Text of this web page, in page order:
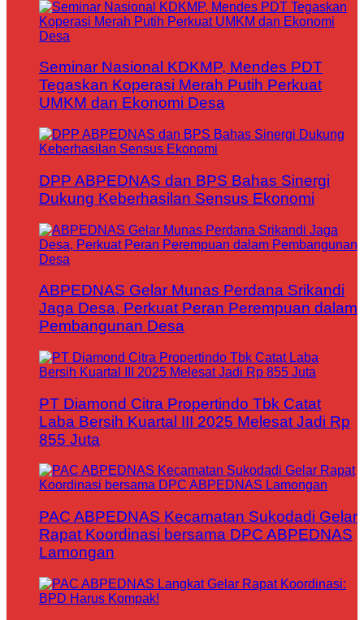
Seminar Nasional KDKMP, Mendes PDT
Tegaskan Koperasi Merah Putih Perkuat
UMKM dan Ekonomi Desa
DPP ABPEDNAS dan BPS Bahas Sinergi
Dukung Keberhasilan Sensus Ekonomi
ABPEDNAS Gelar Munas Perdana Srikandi
Jaga Desa, Perkuat Peran Perempuan dalam
Pembangunan Desa
PT Diamond Citra Propertindo Tbk Catat
Laba Bersih Kuartal III 2025 Melesat Jadi Rp
855 Juta
PAC ABPEDNAS Kecamatan Sukodadi Gelar
Rapat Koordinasi bersama DPC ABPEDNAS
Lamongan